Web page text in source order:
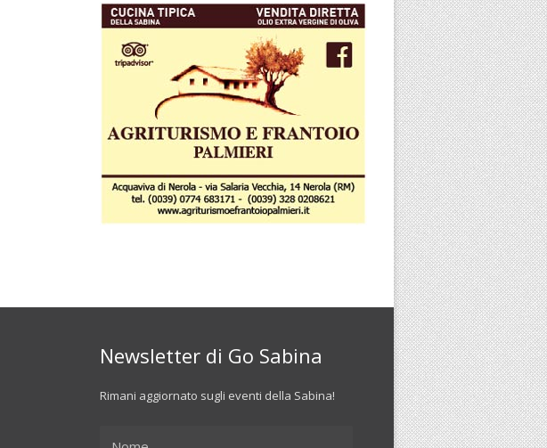
Newsletter di Go Sabina
Rimani aggiornato sugli eventi della Sabina!